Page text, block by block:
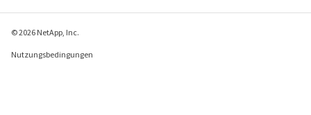
© 2026 NetApp, Inc.
Nutzungsbedingungen